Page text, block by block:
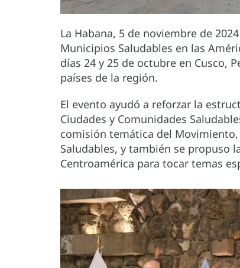
La Habana, 5 de noviembre de
Municipios Saludables en las
días 24 y 25 de octubre en Cusco,
países de la región.
El evento ayudó a reforzar la
Ciudades y Comunidades
comisión temática del
Saludables, y también se propuso
Centroamérica para tocar temas